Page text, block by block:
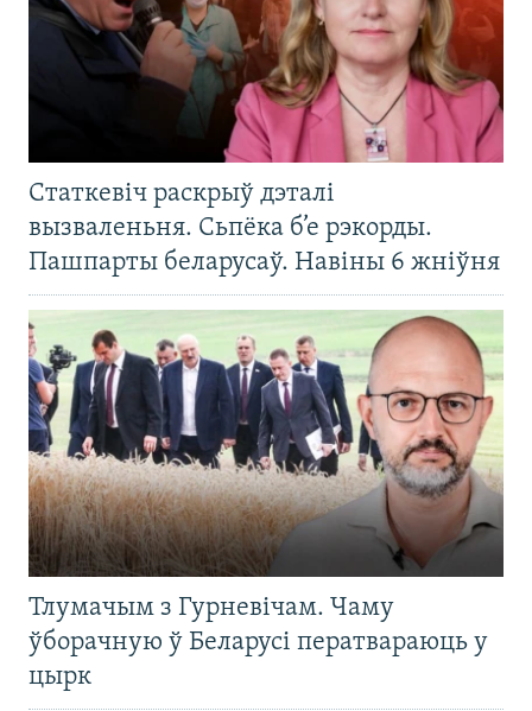
Статкевіч раскрыў дэталі
вызваленьня. Сьпёка б’е рэкорды.
Пашпарты беларусаў. Навіны 6 жніўня
Тлумачым з Гурневічам. Чаму
ўборачную ў Беларусі ператвараюць у
цырк